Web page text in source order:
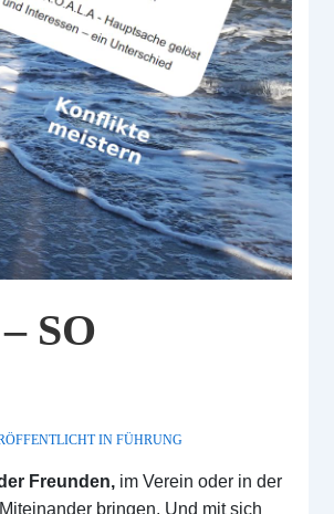
SO
IN FÜHRUNG
Freunden, im Verein oder in der
bringen. Und mit sich